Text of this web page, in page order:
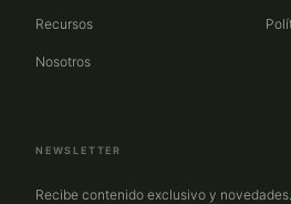
Recursos
Nosotros
NEWSLETTER
Recibe contenido exclusivo y novedades.